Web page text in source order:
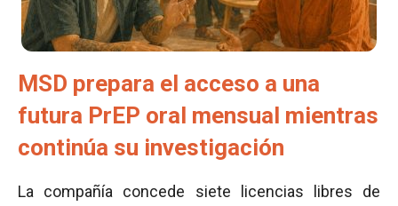
MSD prepara el acceso a una
futura PrEP oral mensual mientras
continúa su investigación
La compañía concede siete licencias libres de